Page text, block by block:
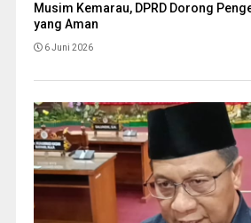
Musim Kemarau, DPRD Dorong
yang Aman
6 Juni 2026